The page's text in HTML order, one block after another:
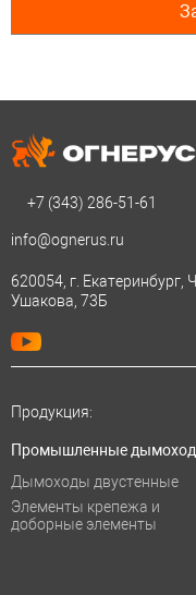
+7 (343) 286-51-61
info@ognerus.ru
620054, г.
Ушакова, 73Б
Продукция:
Промышленные
Дымоходы двустенные
Элементы крепежа и
доборные элементы